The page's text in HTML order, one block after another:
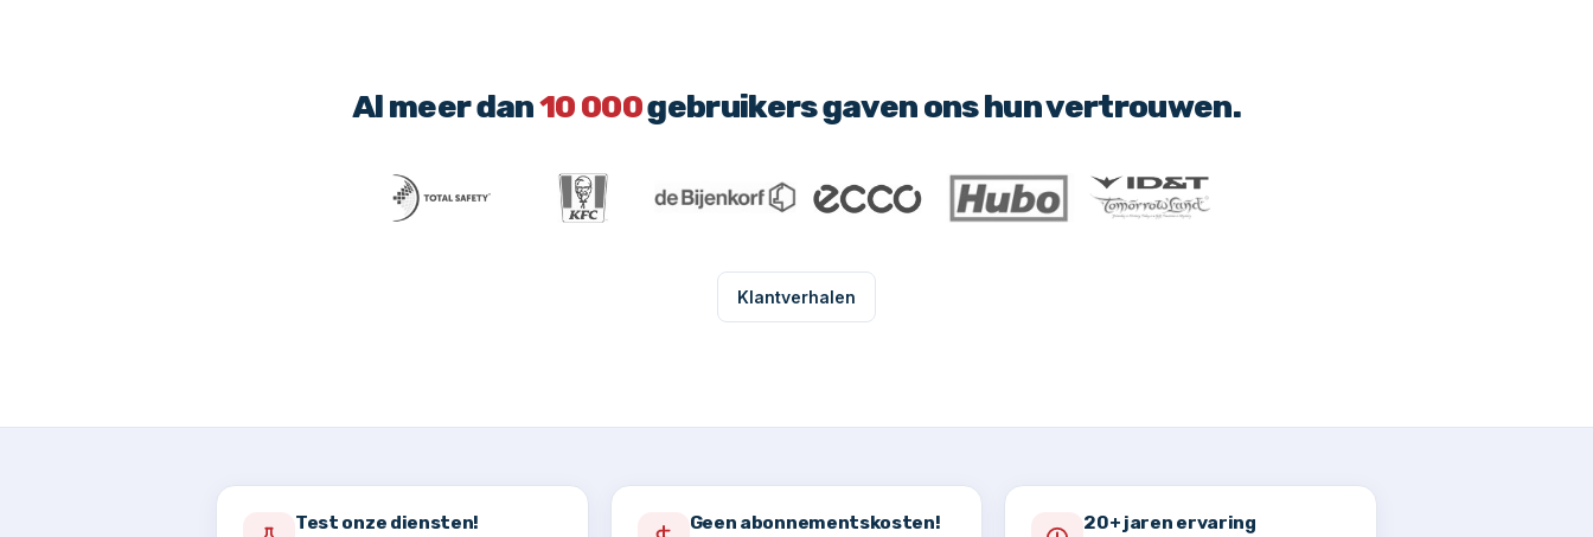
Al meer dan10 000gebruikers gaven ons hun vertrouwen.
Klantverhalen
Test onze diensten! Geen abonnementskosten! 20+ jaren ervaring